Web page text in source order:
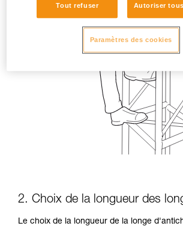
2. Choix de la longueur des
Le choix de la longueur de la longe
Tout refuser Autoriser
Paramètres des cookies